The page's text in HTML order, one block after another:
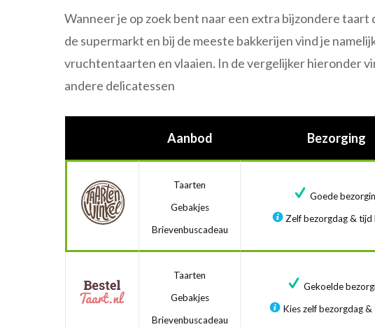
Wanneer je op zoek bent naar een extra bijzondere taart
de supermarkt en bij de meeste bakkerijen vind je
vruchtentaarten en vlaaien. In de vergelijker hieronder
andere delicatessen
Aanbod Bezorging
Taarten
Gebakjes
Brievenbuscadeau
Goede
Zelf bezorgdag & tijd
Taarten
Gebakjes
Brievenbuscadeau
Gekoelde
Kies zelf bezorgdag